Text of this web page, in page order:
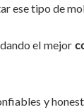
ese tipo de
el mejor
y